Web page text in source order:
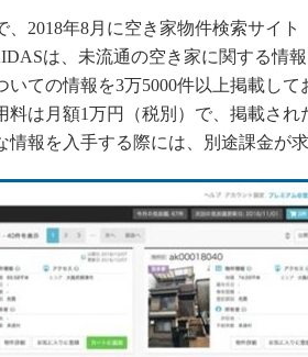
2018年8月に空き家物件検索サイト
は、未流通の空き家に関する情
ての情報を3万5000件以上掲載して
は月額1万円（税別）で、掲載され
報を入手する際には、別途課金が求